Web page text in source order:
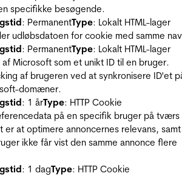
specifikke besøgende.
: PermanentType: Lokalt HTML-lager
udløbsdatoen for cookie med samme
: PermanentType: Lokalt HTML-lager
Microsoft som et unikt ID til en bruger.
af brugeren ved at synkronisere ID'et
domæner.
: 1 årType: HTTP Cookie
på en specifik bruger på tværs
er at optimere annoncernes relevans, samt
ikke får vist den samme annonce flere
: 1 dagType: HTTP Cookie